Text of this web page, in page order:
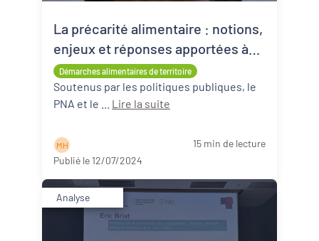
Démarches alimentaires de territoire
La précarité alimentaire : notions,
enjeux et réponses apportées à
l’échelle des territoires
Soutenus par les politiques publiques, le
Lire la suite
M H
15 min de lecture
Publié le 12/07/2024
Analyse